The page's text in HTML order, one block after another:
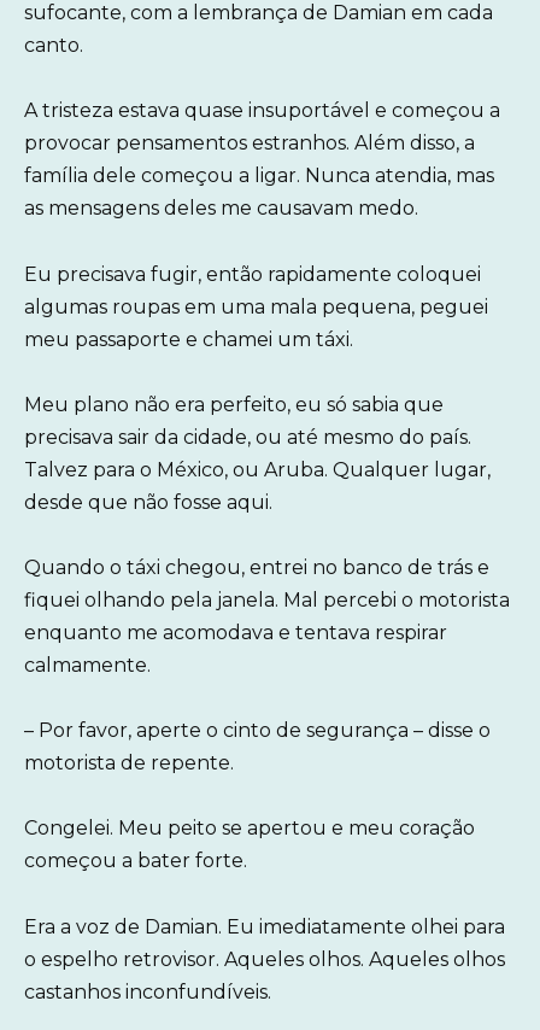
sufocante, com a lembrança de Damian em cada
canto.
A tristeza estava quase insuportável e começou a
provocar pensamentos estranhos. Além disso, a
família dele começou a ligar. Nunca atendia, mas
as mensagens deles me causavam medo.
Eu precisava fugir, então rapidamente coloquei
algumas roupas em uma mala pequena, peguei
meu passaporte e chamei um táxi.
Meu plano não era perfeito, eu só sabia que
precisava sair da cidade, ou até mesmo do país.
Talvez para o México, ou Aruba. Qualquer lugar,
desde que não fosse aqui.
Quando o táxi chegou, entrei no banco de trás e
fiquei olhando pela janela. Mal percebi o motorista
enquanto me acomodava e tentava respirar
calmamente.
– Por favor, aperte o cinto de segurança – disse o
motorista de repente.
Congelei. Meu peito se apertou e meu coração
começou a bater forte.
Era a voz de Damian. Eu imediatamente olhei para
o espelho retrovisor. Aqueles olhos. Aqueles olhos
castanhos inconfundíveis.